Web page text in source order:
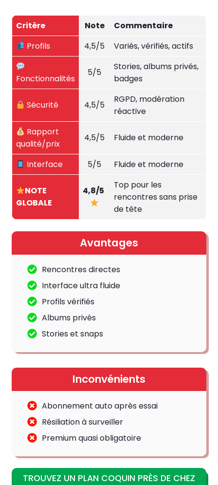
Critère Note
Commentaire
Profils
4,5/5 Variés, vérifiés, actifs
Fonctionnalités
5/5
Stories, albums privés,
badges
Sécurité 4,5/5
RGPD, modération
réactive
Rapport
qualité/prix
4,5/5 Fluide et moderne
Interface 5/5 Fluide et moderne
NOTE
GLOBALE
4,8/5
Top pour les
rencontres sans prise
de tête
Avantages
Rencontres directes
Interface ultra fluide
Profils vérifiés
Albums privés
Stories et snaps
Inconvénients
Abonnement auto après essai
Résiliation à surveiller
Premium quasi obligatoire
TROUVEZ UN PLAN COQUIN PRÈS DE CHEZ